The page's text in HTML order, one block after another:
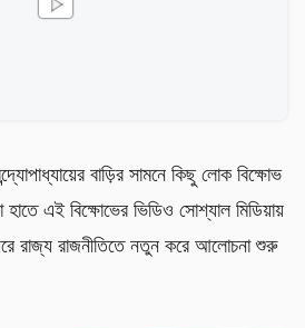
বাড়ির সামনে কিছু লোক বিক্ষোভ
হাতে এই বিক্ষোভের ভিডিও সোশ্যাল মিডিয়ায়
রাজ্য রাজনীতিতে নতুন করে আলোচনা শুরু